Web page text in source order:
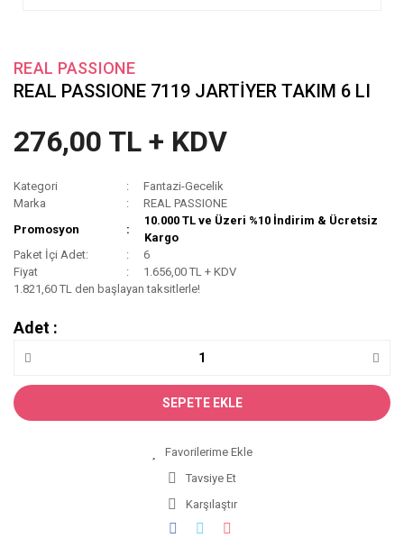
REAL PASSIONE
REAL PASSIONE 7119 JARTİYER TAKIM 6 LI
276,00 TL + KDV
Kategori
Fantazi-Gecelik
Marka
REAL PASSIONE
Promosyon
10.000 TL ve Üzeri %10 İndirim & Ücretsiz
Kargo
Paket İçi Adet:
6
Fiyat
1.656,00 TL + KDV
1.821,60 TL den başlayan taksitlerle!
Adet :
SEPETE EKLE
Tavsiye Et
Karşılaştır